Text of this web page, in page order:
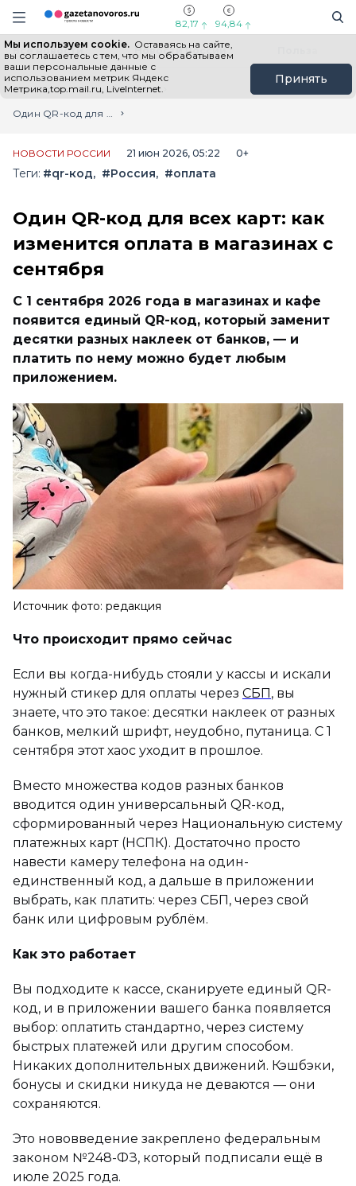
Информационный портал "ГазетаНоворос.ру"
Навигация сайта
82,17 94,84
Мы используем cookie. Оставаясь на сайте,
вы соглашаетесь с тем, что мы обрабатываем
ваши персональные данные с
использованием метрик Яндекс
Метрика,top.mail.ru, LiveInternet.
Принять
Все новости Новости России
Главная
Лента новостей
Один QR-код для всех карт: как изменится оплата в магазинах с сентября
НОВОСТИ РОССИИ 21 июн 2026, 05:22 0+
Теги: #qr-код #Россия #оплата
Один QR-код для всех карт: как
изменится оплата в магазинах с
сентября
С 1 сентября 2026 года в магазинах и кафе
появится единый QR-код, который заменит
десятки разных наклеек от банков, — и
платить по нему можно будет любым
приложением.
Источник фото: редакция
Что происходит прямо сейчас
Если вы когда-нибудь стояли у кассы и искали
нужный стикер для оплаты через СБП, вы
знаете, что это такое: десятки наклеек от разных
банков, мелкий шрифт, неудобно, путаница. С 1
сентября этот хаос уходит в прошлое.
Вместо множества кодов разных банков
вводится один универсальный QR-код,
сформированный через Национальную систему
платежных карт (НСПК). Достаточно просто
навести камеру телефона на один-
единственный код, а дальше в приложении
выбрать, как платить: через СБП, через свой
банк или цифровым рублём.
Как это работает
Вы подходите к кассе, сканируете единый QR-
код, и в приложении вашего банка появляется
выбор: оплатить стандартно, через систему
быстрых платежей или другим способом.
Никаких дополнительных движений. Кэшбэки,
бонусы и скидки никуда не деваются — они
сохраняются.
Это нововведение закреплено федеральным
законом №248-ФЗ, который подписали ещё в
июле 2025 года.